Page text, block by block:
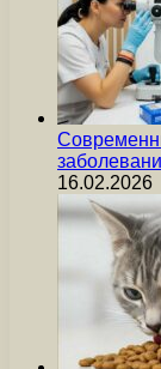
16.02.2026